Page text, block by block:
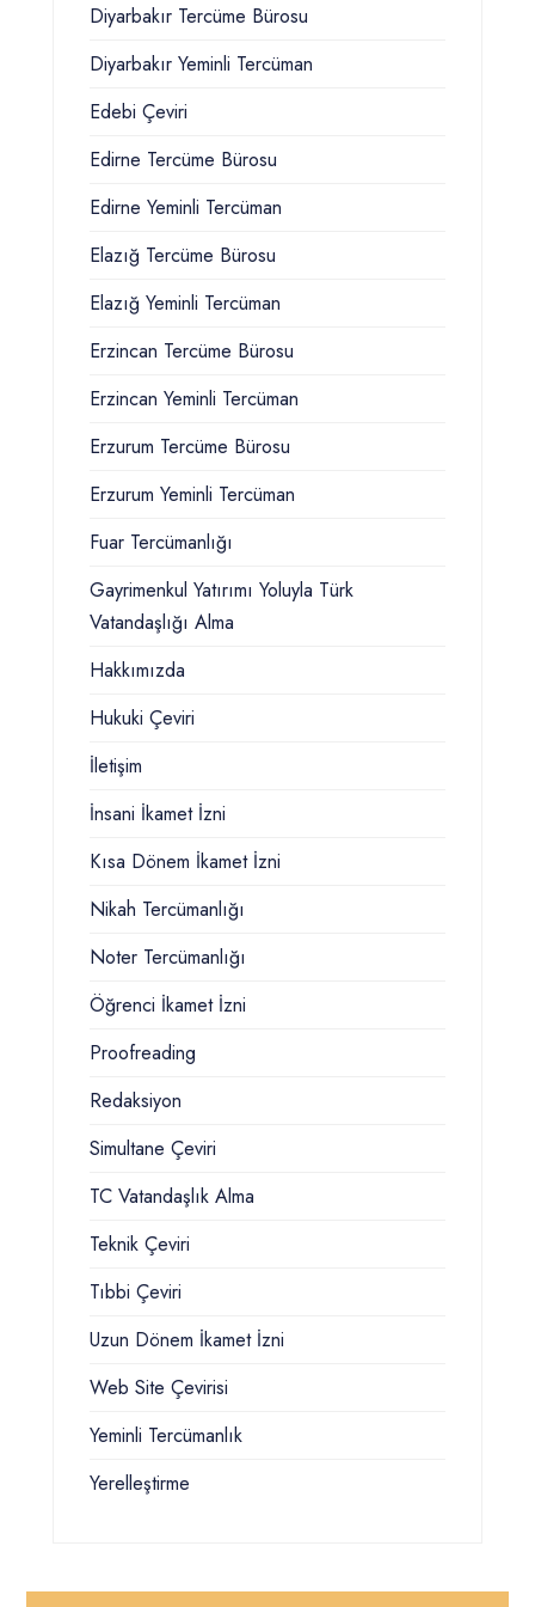
Diyarbakır Tercüme Bürosu
Diyarbakır Yeminli Tercüman
Edebi Çeviri
Edirne Tercüme Bürosu
Edirne Yeminli Tercüman
Elazığ Tercüme Bürosu
Elazığ Yeminli Tercüman
Erzincan Tercüme Bürosu
Erzincan Yeminli Tercüman
Erzurum Tercüme Bürosu
Erzurum Yeminli Tercüman
Fuar Tercümanlığı
Gayrimenkul Yatırımı Yoluyla Türk
Vatandaşlığı Alma
Hakkımızda
Hukuki Çeviri
İletişim
İnsani İkamet İzni
Kısa Dönem İkamet İzni
Nikah Tercümanlığı
Noter Tercümanlığı
Öğrenci İkamet İzni
Proofreading
Redaksiyon
Simultane Çeviri
TC Vatandaşlık Alma
Teknik Çeviri
Tıbbi Çeviri
Uzun Dönem İkamet İzni
Web Site Çevirisi
Yeminli Tercümanlık
Yerelleştirme